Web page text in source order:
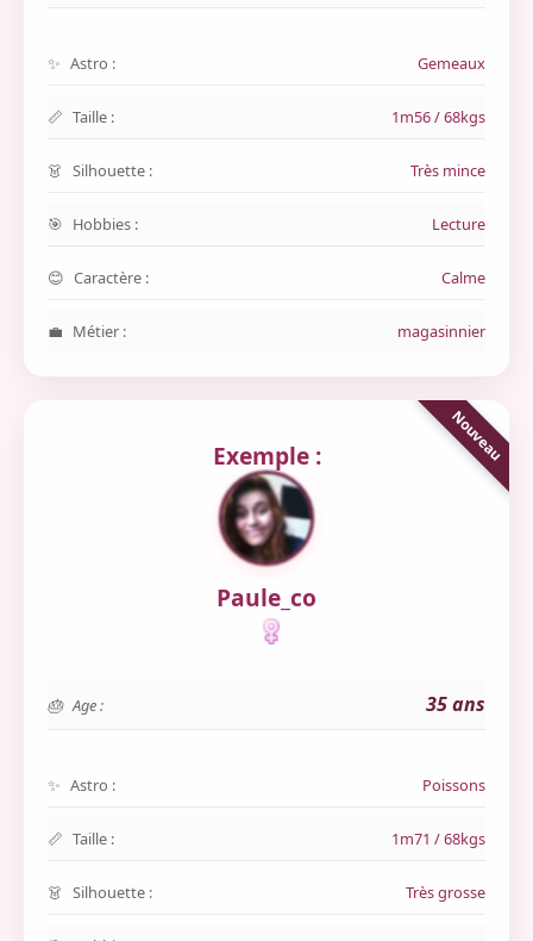
Astro : Gemeaux
Taille : 1m56 / 68kgs
Silhouette : Très mince
Hobbies : Lecture
Caractère : Calme
Métier : magasinnier
Exemple :
Paule_co
Age : 35 ans
Astro : Poissons
Taille : 1m71 / 68kgs
Silhouette : Très grosse